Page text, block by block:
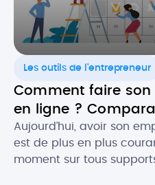
Les outils de l'entrepreneur
Comment faire
en ligne ?
Aujourd’hui, avoir son
est de plus en plus
moment sur tous